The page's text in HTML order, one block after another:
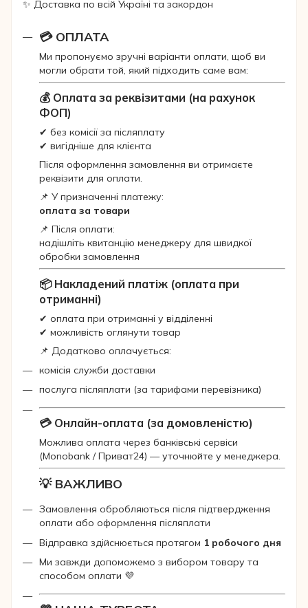
✨ Доставка по всій Україні та закордон
💳 ОПЛАТА
Ми пропонуємо зручні варіанти оплати, щоб ви
могли обрати той, який підходить саме вам:
💰 Оплата за реквізитами (на рахунок
ФОП)
✔ без комісії за післяплату
✔ вигідніше для клієнта
Після оформлення замовлення ви отримаєте
реквізити для оплати.
📌 У призначенні платежу:
оплата за товари
📌 Після оплати:
надішліть квитанцію менеджеру для швидкої
обробки замовлення
📦 Накладений платіж (оплата при
отриманні)
✔ оплата при отриманні у відділенні
✔ можливість оглянути товар
📌 Додатково оплачується:
комісія служби доставки
послуга післяплати (за тарифами перевізника)
💳 Онлайн-оплата (за домовленістю)
Можлива оплата через банківські сервіси
(Monobank / Приват24) — уточнюйте у менеджера.
💡 ВАЖЛИВО
Замовлення обробляються після підтвердження
оплати або оформлення післяплати
Відправка здійснюється протягом 1 робочого дня
Ми завжди допоможемо з вибором товару та
способом оплати 💜